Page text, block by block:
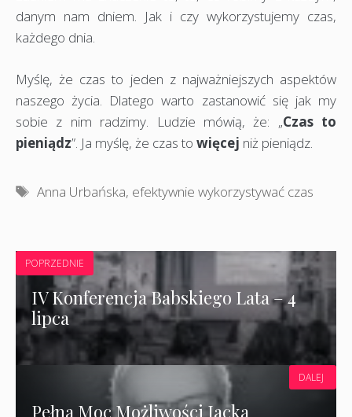
danym nam dniem. Jak i czy wykorzystujemy czas,
każdego dnia.
Myślę, że czas to jeden z najważniejszych aspektów
naszego życia. Dlatego warto zastanowić się jak my
sobie z nim radzimy. Ludzie mówią, że: „Czas to
pieniądz”. Ja myślę, że czas to więcej niż pieniądz.
Tagi
Anna Urbańska, efektywnie wykorzystywać czas
POPRZEDNIE
IV Konferencja Babskiego Lata – 4
lipca
Pełna Moc Możliwości Jacka
DALEJ